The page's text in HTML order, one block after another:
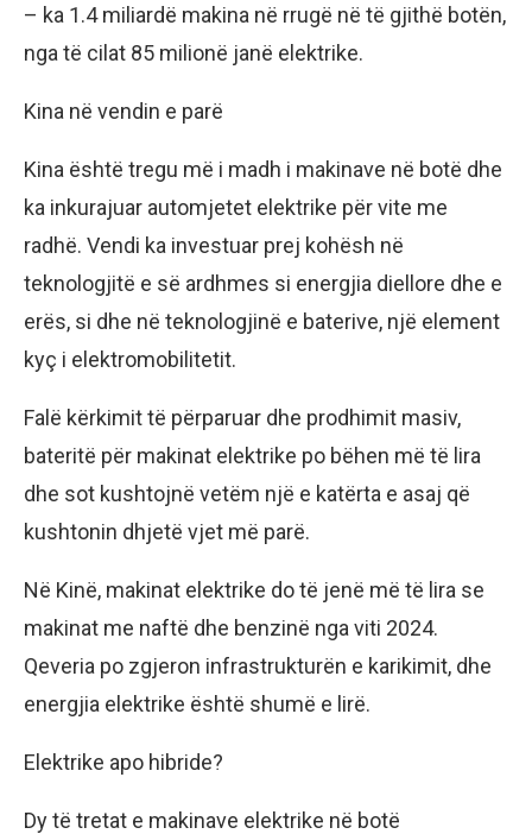
– ka 1.4 miliardë makina në rrugë në të gjithë botën,
nga të cilat 85 milionë janë elektrike.
Kina në vendin e parë
Kina është tregu më i madh i makinave në botë dhe
ka inkurajuar automjetet elektrike për vite me
radhë. Vendi ka investuar prej kohësh në
teknologjitë e së ardhmes si energjia diellore dhe e
erës, si dhe në teknologjinë e baterive, një element
kyç i elektromobilitetit.
Falë kërkimit të përparuar dhe prodhimit masiv,
bateritë për makinat elektrike po bëhen më të lira
dhe sot kushtojnë vetëm një e katërta e asaj që
kushtonin dhjetë vjet më parë.
Në Kinë, makinat elektrike do të jenë më të lira se
makinat me naftë dhe benzinë ​​nga viti 2024.
Qeveria po zgjeron infrastrukturën e karikimit, dhe
energjia elektrike është shumë e lirë.
Elektrike apo hibride?
Dy të tretat e makinave elektrike në botë